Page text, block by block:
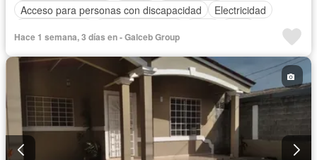
Acceso para personas con discapacidad
Electricidad
Hace 1 semana, 3 días en - Galceb Group